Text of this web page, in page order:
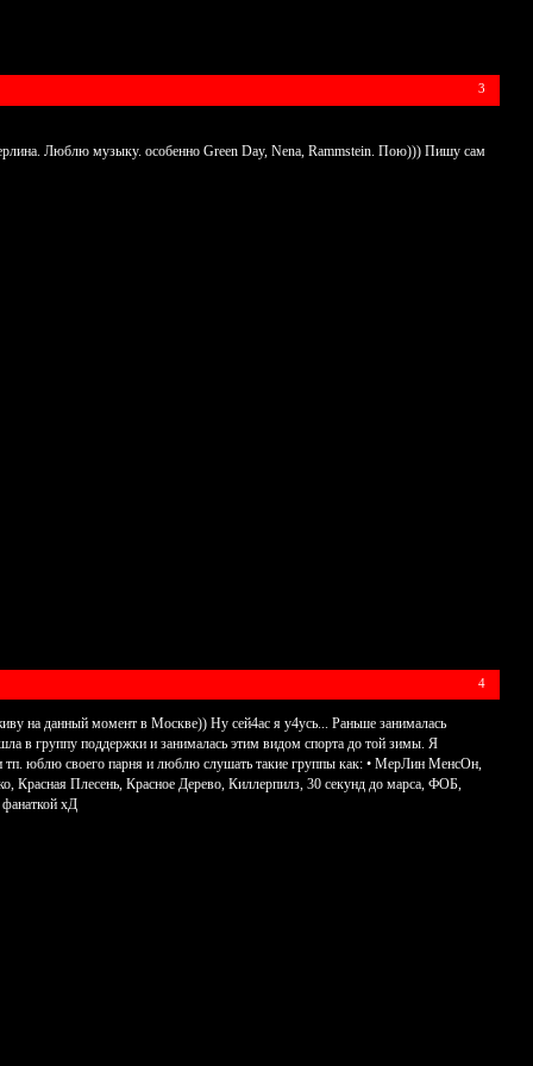
3
Люблю музыку. особенно Green Day, Nena, Rammstein. Пою))) Пишу сам
4
на данный момент в Москве)) Ну сей4ас я у4усь... Раньше занималась
в группу поддержки и занималась этим видом спорта до той зимы. Я
тп. юблю своего парня и люблю слушать такие группы как: • МерЛин МенсОн,
Плесень, Красное Дерево, Киллерпилз, 30 секунд до марса, ФОБ,
хД